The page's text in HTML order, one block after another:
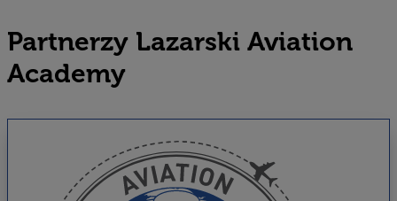
Partnerzy Lazarski Aviation
Academy